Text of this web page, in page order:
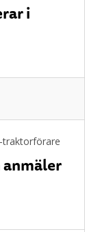
i
anmäler